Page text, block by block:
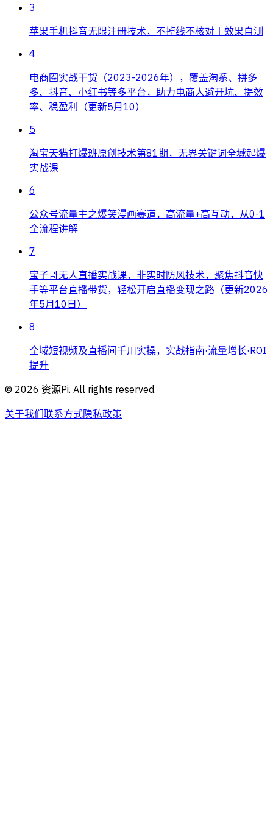
3
苹果手机抖音无限注册技术，不掉线不核对丨效果自测
4
电商圈实战干货（2023-2026年），覆盖淘系、拼多
多、抖音、小红书等多平台，助力电商人避开坑、提效
率、稳盈利（更新5月10）
5
淘宝天猫打爆班原创技术第81期，无界关键词全域起爆
实战课
6
公众号流量主之爆笑漫画赛道，高流量+高互动，从0-1
全流程讲解
7
宝子哥无人直播实战课，非实时防风技术，聚焦抖音快
手等平台直播带货，轻松开启直播变现之路（更新2026
年5月10日）
8
全域短视频及直播间千川实操，实战指南·流量增长·ROI
提升
© 2026 资源Pi. All rights reserved.
关于我们联系方式隐私政策